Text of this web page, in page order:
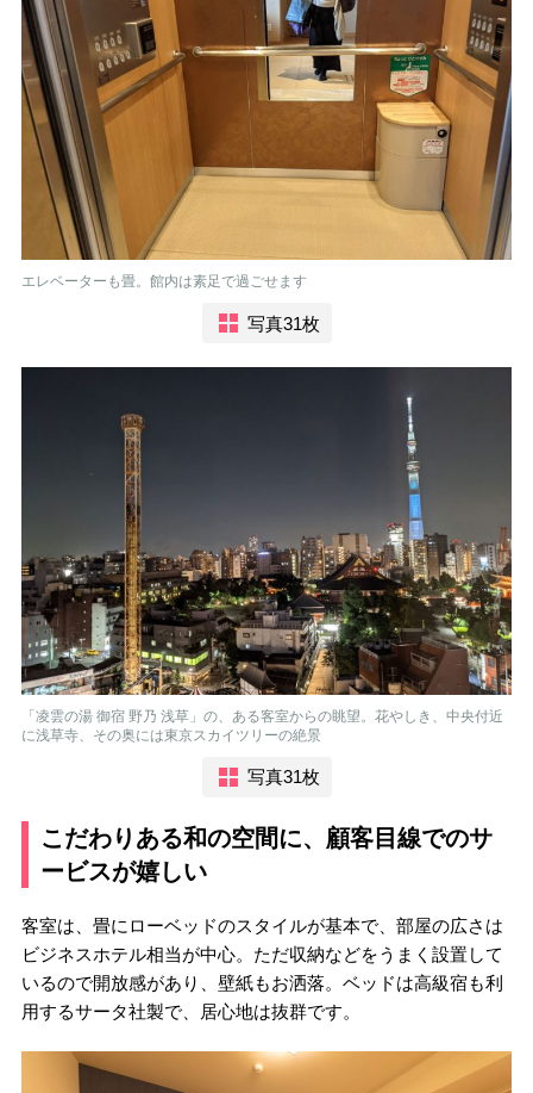
エレベーターも畳。館内は素足で過ごせます
写真31枚
「凌雲の湯 御宿 野乃 浅草」の、ある客室からの眺望。花やしき、中央付近
に浅草寺、その奥には東京スカイツリーの絶景
写真31枚
こだわりある和の空間に、顧客目線でのサ
ービスが嬉しい
客室は、畳にローベッドのスタイルが基本で、部屋の広さは
ビジネスホテル相当が中心。ただ収納などをうまく設置して
いるので開放感があり、壁紙もお洒落。ベッドは高級宿も利
用するサータ社製で、居心地は抜群です。